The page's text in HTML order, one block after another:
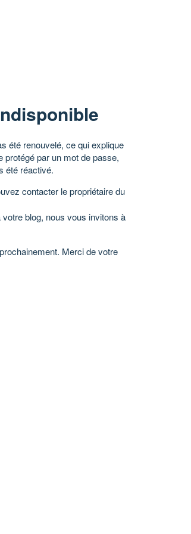
été renouvelé, ce qui explique
protégé par un mot de passe,
été réactivé.
contacter le propriétaire du
blog, nous vous invitons à
Merci de votre